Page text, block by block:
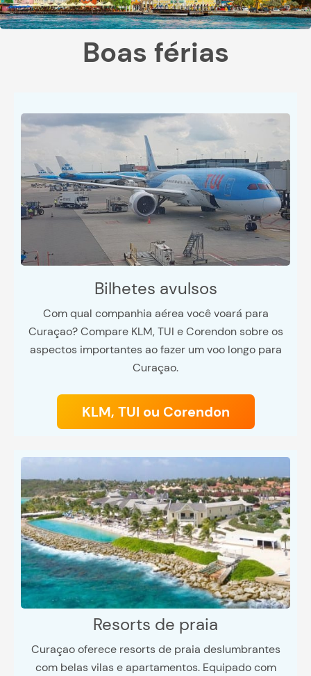
Boas férias
Bilhetes avulsos
Com qual companhia aérea você voará para
Curaçao? Compare KLM, TUI e Corendon sobre os
aspectos importantes ao fazer um voo longo para
Curaçao.
KLM, TUI ou Corendon
Resorts de praia
Curaçao oferece resorts de praia deslumbrantes
com belas vilas e apartamentos. Equipado com